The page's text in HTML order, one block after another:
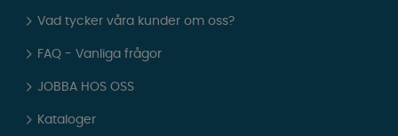
Vad tycker våra kunder om oss?
FAQ - Vanliga frågor
JOBBA HOS OSS
Kataloger